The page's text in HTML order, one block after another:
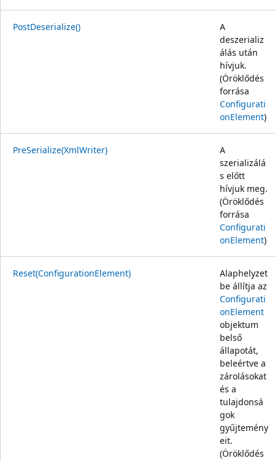
PostDeserialize()
A
deszerializ
álás után
hívjuk.
(Öröklődés
forrása
Configurati
onElement)
PreSerialize(XmlWriter)
A
szerializálá
s előtt
hívjuk meg.
(Öröklődés
forrása
Configurati
onElement)
Reset(ConfigurationElement)
Alaphelyzet
be állítja az
Configurati
onElement
objektum
belső
állapotát,
beleértve a
zárolásokat
és a
tulajdonsá
gok
gyűjtemény
eit.
(Öröklődés